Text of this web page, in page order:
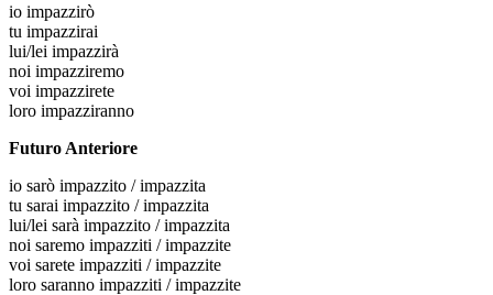
io impazzirò
tu impazzirai
lui/lei impazzirà
noi impazziremo
voi impazzirete
loro impazziranno
Futuro Anteriore
io sarò impazzito / impazzita
tu sarai impazzito / impazzita
lui/lei sarà impazzito / impazzita
noi saremo impazziti / impazzite
voi sarete impazziti / impazzite
loro saranno impazziti / impazzite